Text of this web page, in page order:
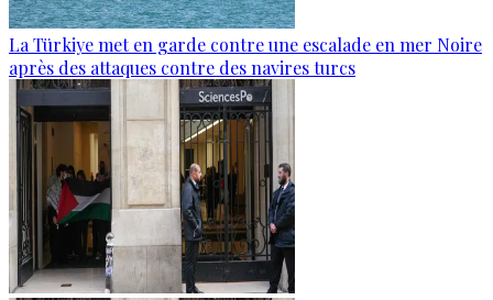
La Türkiye met en garde contre une escalade en mer Noire
après des attaques contre des navires turcs